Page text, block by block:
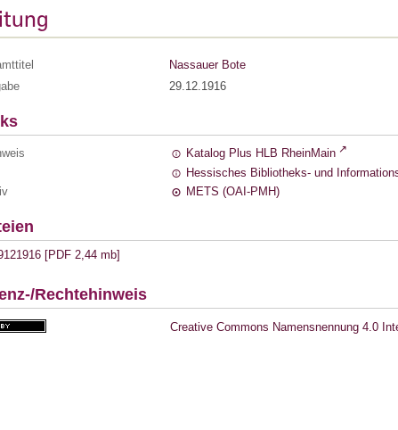
Nassauer Bote
29.12.1916
Katalog Plus HLB RheinMain
Hessisches Bibliotheks- und
METS (OAI-PMH)
[PDF 2,44 mb]
Rechtehinweis
Creative Commons Namensnennung 4.0